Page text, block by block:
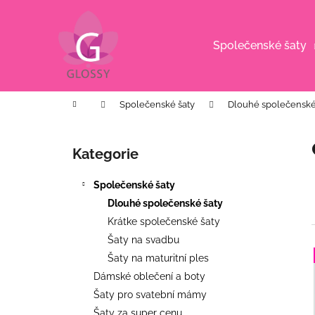
Společenské šaty
Domů Společenské šaty Dlouhé
Přeskočit
kategorie
Kategorie
Společenské šaty
Dlouhé společenské šaty
Krátke společenské šaty
Šaty na svadbu
Šaty na maturitní ples
Dámské oblečení a boty
Šaty pro svatební mámy
Zpět
obchodu
Zpět
obchodu
CYKLÁMENOVÉ VZOROVANÉ